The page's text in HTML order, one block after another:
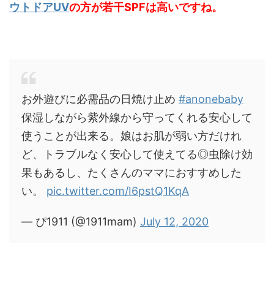
ウトドアUVの方が若干SPFは高いですね。
お外遊びに必需品の日焼け止め #anonebaby
保湿しながら紫外線から守ってくれる安心して
使うことが出来る。娘はお肌が弱い方だけれ
ど、トラブルなく安心して使えてる◎虫除け効
果もあるし、たくさんのママにおすすめした
い。 pic.twitter.com/I6pstQ1KqA
— ぴ1911 (@1911mam) July 12, 2020